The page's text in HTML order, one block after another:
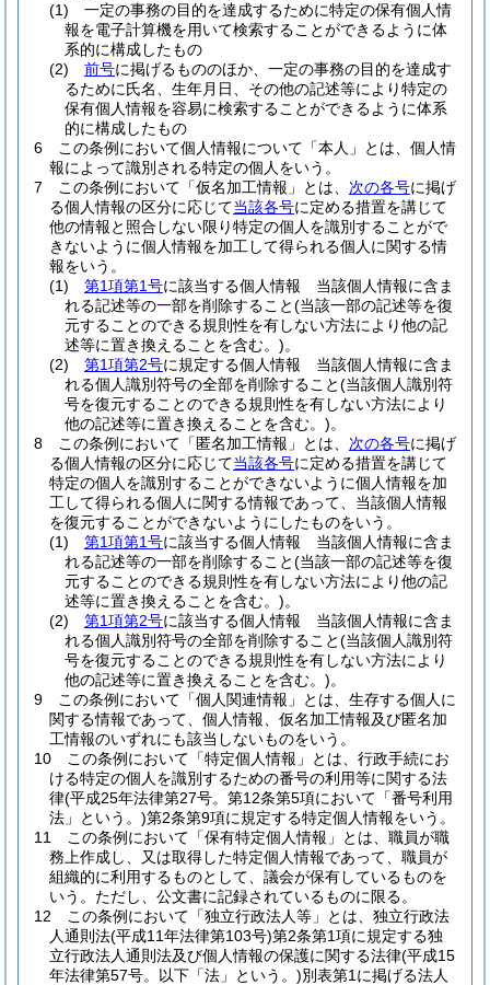
(1)
一定の事務の目的を達成するために特定の保有個人情
報を電子計算機を用いて検索することができるように体
系的に構成したもの
(2)
前号に掲げるもののほか、一定の事務の目的を達成す
るために氏名、生年月日、その他の記述等により特定の
保有個人情報を容易に検索することができるように体系
的に構成したもの
6
この条例において個人情報について「本人」とは、個人情
報によって識別される特定の個人をいう。
7
この条例において「仮名加工情報」とは、 次の各号に掲げ
る個人情報の区分に応じて当該各号に定める措置を講じて
他の情報と照合しない限り特定の個人を識別することがで
きないように個人情報を加工して得られる個人に関する情
報をいう。
(1)
第1項第1号に該当する個人情報 当該個人情報に含ま
れる記述等の一部を削除すること(当該一部の記述等を復
元することのできる規則性を有しない方法により他の記
述等に置き換えることを含む。)。
(2)
第1項第2号に規定する個人情報 当該個人情報に含ま
れる個人識別符号の全部を削除すること(当該個人識別符
号を復元することのできる規則性を有しない方法により
他の記述等に置き換えることを含む。)。
8
この条例において「匿名加工情報」とは、 次の各号に掲げ
る個人情報の区分に応じて当該各号に定める措置を講じて
特定の個人を識別することができないように個人情報を加
工して得られる個人に関する情報であって、当該個人情報
を復元することができないようにしたものをいう。
(1)
第1項第1号に該当する個人情報 当該個人情報に含ま
れる記述等の一部を削除すること(当該一部の記述等を復
元することのできる規則性を有しない方法により他の記
述等に置き換えることを含む。)。
(2)
第1項第2号に該当する個人情報 当該個人情報に含ま
れる個人識別符号の全部を削除すること(当該個人識別符
号を復元することのできる規則性を有しない方法により
他の記述等に置き換えることを含む。)。
9
この条例において「個人関連情報」とは、生存する個人に
関する情報であって、個人情報、仮名加工情報及び匿名加
工情報のいずれにも該当しないものをいう。
10
この条例において「特定個人情報」とは、行政手続にお
ける特定の個人を識別するための番号の利用等に関する法
律(平成25年法律第27号。第12条第5項において「番号利用
法」という。)第2条第9項に規定する特定個人情報をいう。
11
この条例において「保有特定個人情報」とは、職員が職
務上作成し、又は取得した特定個人情報であって、職員が
組織的に利用するものとして、議会が保有しているものを
いう。 ただし、公文書に記録されているものに限る。
12
この条例において「独立行政法人等」とは、独立行政法
人通則法(平成11年法律第103号)第2条第1項に規定する独
立行政法人通則法及び個人情報の保護に関する法律(平成15
年法律第57号。以下「法」という。)別表第1に掲げる法人